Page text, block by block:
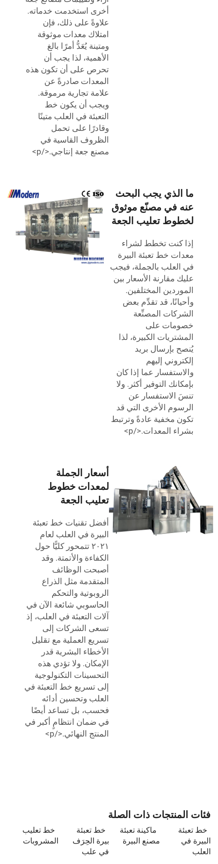
أخرى استخدمت خدماته.
علاوةً على ذلك، فإن
امتلاك معدات موثوقة
ومتينة يُعَدُّ أمرًا بالغ
الأهمية، لذا يجب أن
تحرص على أن تكون هذه
المعدات صادرةً عن
علامة تجارية مرموقة.
ويجب أن يكون خط
التعبئة في العلب متينًا
وقادرًا على تحمل
الظروف القاسية في
مصنع جعة إنتاجي.</p>
ما الذي يجب البحث
عنه في مصنّع موثوق
لخطوط تعليب الجعة
إذا كنت تخطط لشراء
معدات خط تعبئة البيرة
في العلب بالجملة، فيجب
عليك مقارنة الأسعار بين
الموردين المختلفين.
وأحيانًا، قد تقدِّم بعض
الشركات المصنِّعة
خصومات على
المشتريات الكبيرة، لذا
يُنصح بإرسال بريد
إلكتروني إليهم
والاستفسار عما إذا كان
بإمكانك التوفير أكثر. ولا
تنسَ الاستفسار عن
الرسوم الأخرى التي قد
تكون مخفية عادةً وترتبط
بشراء المعدات.</p>
أسعار الجملة
لمعدات خطوط
تعليب الجعة
أفضل تقنيات خط تعبئة
البيرة في العلب لعام
٢٠٢١ تتمحور كليًّا حول
الكفاءة والأتمتة. وقد
أصبحت الوظائف
المتقدمة مثل الذراع
الروبوتية والتحكم
الحاسوبي شائعة الآن في
آلات التعبئة في العلب، إذ
تسعى الشركات إلى
تسريع العملية مع تقليل
الأخطاء البشرية قدر
الإمكان. ولا تؤدي هذه
التحسينات التكنولوجية
إلى تسريع خط التعبئة في
العلب وتحسين أدائه
فحسب، بل تساعد أيضًا
في ضمان انتظامٍ أكبر في
المنتج النهائي.</p>
فئات المنتجات ذات الصلة
خط تعبئة
البيرة في
العلب
ماكينة تعبئة
مصنع البيرة
خط تعبئة
بيرة الحِرَف
في علب
خط تعليب
المشروبات